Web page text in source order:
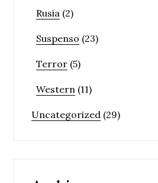
Rusia (2)
Suspenso (23)
Terror (5)
Western (11)
Uncategorized (29)